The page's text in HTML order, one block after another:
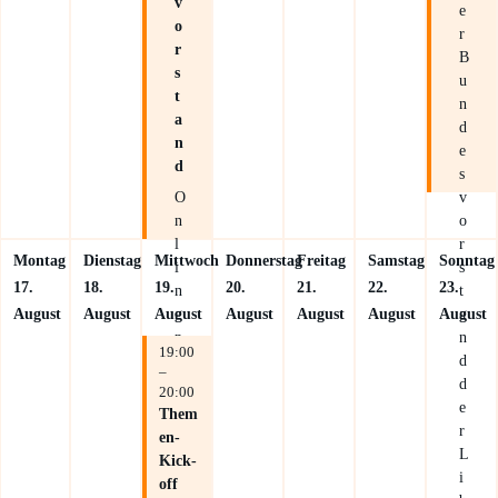
o
r
s
t
a
n
d
O
n
l
i
n
e
p
e
r
o
m
e
r
B
u
n
d
e
s
v
o
r
s
t
a
n
d
d
e
r
L
i
Montag
17.
August
Dienstag
18.
August
Mittwoch
19.
August
19:00
–
20:00
Them
en-
Kick-
off
Donnerstag
20.
August
Freitag
21.
August
Samstag
22.
August
Sonntag
23.
August